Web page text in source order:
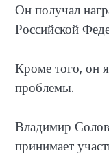
Он получал
Российской
Кроме того, он
проблемы.
Владимир
принимает